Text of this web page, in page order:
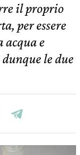
il proprio
per essere
acqua e
le due